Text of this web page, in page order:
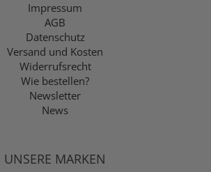
Impressum
AGB
Datenschutz
Versand und Kosten
Widerrufsrecht
Wie bestellen?
Newsletter
News
UNSERE MARKEN